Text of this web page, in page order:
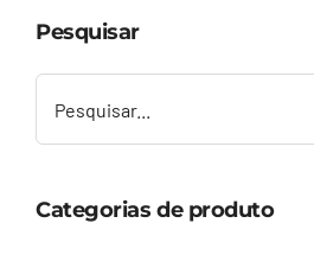
Contato
Pesquisar
Categorias de produto